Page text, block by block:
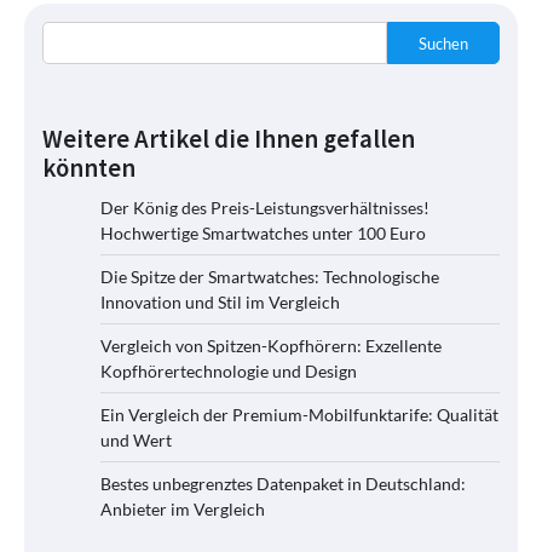
Suchen
Weitere Artikel die Ihnen gefallen
könnten
Der König des Preis-Leistungsverhältnisses!
Hochwertige Smartwatches unter 100 Euro
Die Spitze der Smartwatches: Technologische
Innovation und Stil im Vergleich
Vergleich von Spitzen-Kopfhörern: Exzellente
Kopfhörertechnologie und Design
Ein Vergleich der Premium-Mobilfunktarife: Qualität
und Wert
Bestes unbegrenztes Datenpaket in Deutschland:
Anbieter im Vergleich